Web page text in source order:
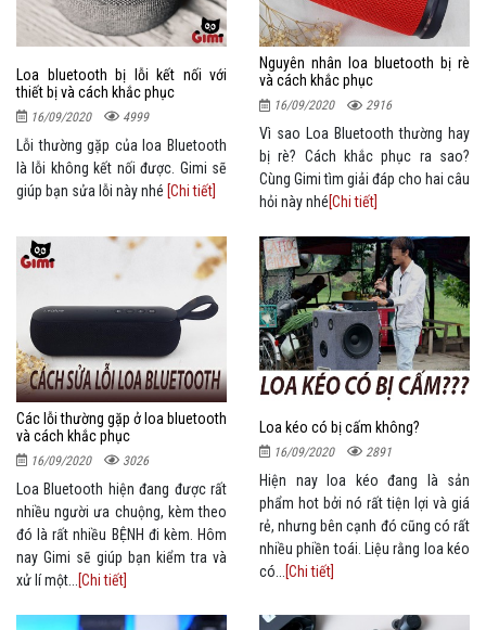
Loa bluetooth bị lỗi kết nối với
thiết bị và cách khắc phục
16/09/2020 4999
Lỗi thường gặp của loa Bluetooth
là lỗi không kết nối được. Gimi sẽ
giúp bạn sửa lỗi này nhé [Chi tiết]
Nguyên nhân loa bluetooth bị rè
và cách khắc phục
16/09/2020 2916
Vì sao Loa Bluetooth thường hay
bị rè? Cách khắc phục ra sao?
Cùng Gimi tìm giải đáp cho hai câu
hỏi này nhé[Chi tiết]
Các lỗi thường gặp ở loa bluetooth
và cách khắc phục
16/09/2020 3026
Loa Bluetooth hiện đang được rất
nhiều người ưa chuộng, kèm theo
đó là rất nhiều BỆNH đi kèm. Hôm
nay Gimi sẽ giúp bạn kiểm tra và
xử lí một...
[Chi tiết]
Loa kéo có bị cấm không?
16/09/2020 2891
Hiện nay loa kéo đang là sản
phẩm hot bởi nó rất tiện lợi và giá
rẻ, nhưng bên cạnh đó cũng có rất
nhiều phiền toái. Liệu rằng loa kéo
có...
[Chi tiết]